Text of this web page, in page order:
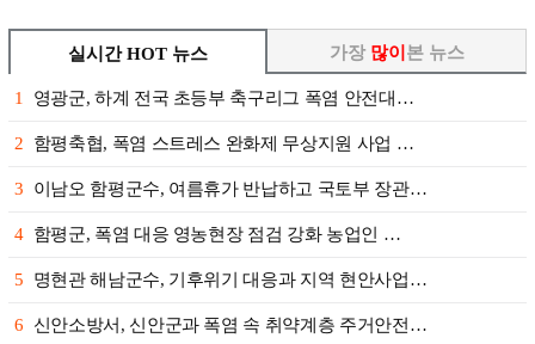
실시간 HOT 뉴스
1 영광군, 하계 전국 초등부 축구리그 폭염 안전대…
2 함평축협, 폭염 스트레스 완화제 무상지원 사업 …
3 이남오 함평군수, 여름휴가 반납하고 국토부 장관…
4 함평군, 폭염 대응 영농현장 점검 강화 농업인 …
5 명현관 해남군수, 기후위기 대응과 지역 현안사업…
6 신안소방서, 신안군과 폭염 속 취약계층 주거안전…
가장 많이 본 뉴스